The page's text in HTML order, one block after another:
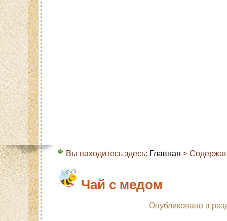
Вы находитесь здесь: Главная >
Чай с медом
Опубликовано в